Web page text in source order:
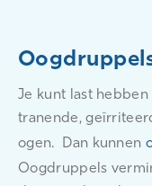
Je kunt last hebben
tranende,
ogen. Dan kunnen
Oogdruppels